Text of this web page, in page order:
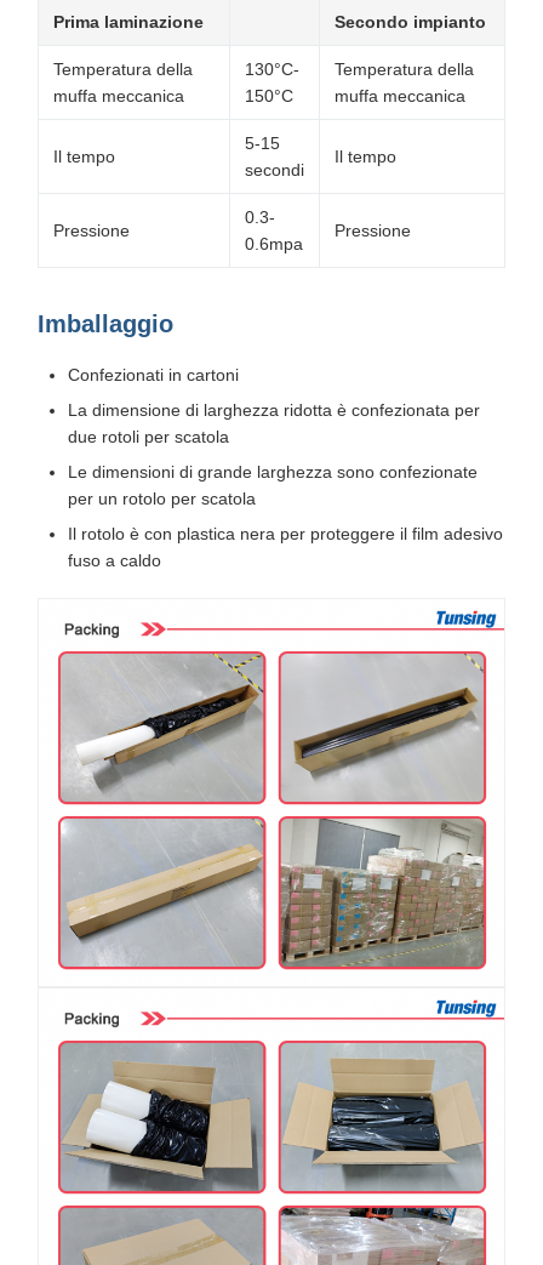
Prima laminazione Secondo impianto
Temperatura della
muffa meccanica
130°C-
150°C
Temperatura della
muffa meccanica
Il tempo
5-15
secondi
Il tempo
Pressione
0.3-
0.6mpa
Pressione
Imballaggio
Confezionati in cartoni
La dimensione di larghezza ridotta è confezionata per
due rotoli per scatola
Le dimensioni di grande larghezza sono confezionate
per un rotolo per scatola
Il rotolo è con plastica nera per proteggere il film adesivo
fuso a caldo